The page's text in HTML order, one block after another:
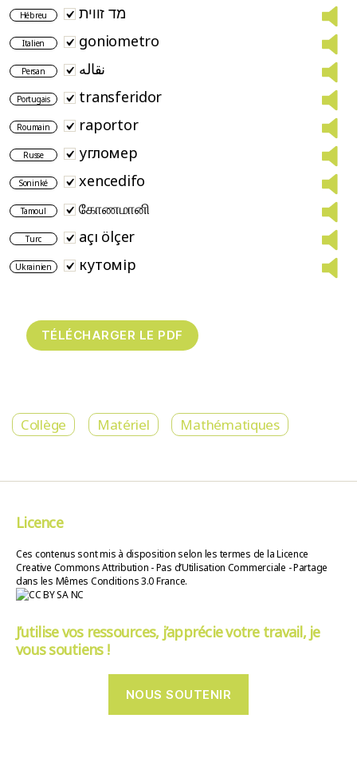
Hébreu מד זווית
Italien goniometro
Persan نقاله
Portugais transferidor
Roumain raportor
Russe угломер
Soninké xencedifo
Tamoul கோணமானி
Turc açı ölçer
Ukrainien кутомір
Collège Matériel Mathématiques
Licence
Ces contenus sont mis à disposition selon les termes de la Licence
Creative Commons Attribution - Pas d’Utilisation Commerciale - Partage
dans les Mêmes Conditions 3.0 France.
J’utilise vos ressources, j’apprécie votre travail, je
vous soutiens !
NOUS SOUTENIR